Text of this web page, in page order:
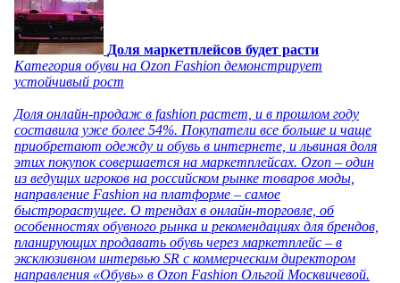
Доля маркетплейсов будет расти
Категория обуви на Ozon Fashion демонстрирует
устойчивый рост
Доля онлайн-продаж в fashion растет, и в прошлом году
составила уже более 54%. Покупатели все больше и чаще
приобретают одежду и обувь в интернете, и львиная доля
этих покупок совершается на маркетплейсах. Ozon – один
из ведущих игроков на российском рынке товаров моды,
направление Fashion на платформе – самое
быстрорастущее. О трендах в онлайн-торговле, об
особенностях обувного рынка и рекомендациях для брендов,
планирующих продавать обувь через маркетплейс – в
эксклюзивном интервью SR с коммерческим директором
направления «Обувь» в Ozon Fashion Ольгой Москвичевой.